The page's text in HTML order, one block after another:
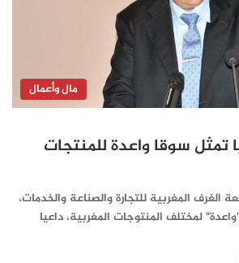
مال وأعمال
تمثل سوقا واعدة للمنتجات
الغرف المغربية للتجارة والصناعة والخدمات،
لمختلف المنتوجات المغربية، داعيا